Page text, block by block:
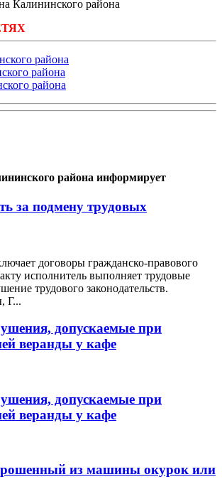
района информирует
за подмену трудовых
договоры гражданско-правового
исполнитель выполняет трудовые
трудового законодательств.
Г...
допускаемые при
веранды у кафе
допускаемые при
веранды у кафе
из машины окурок или